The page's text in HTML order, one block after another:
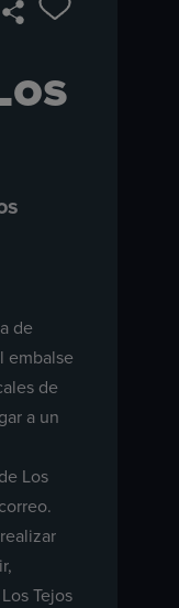
de
embalse
de
a un
Los
Tejos